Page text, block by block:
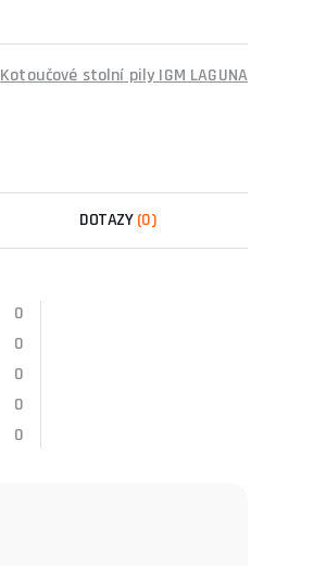
Kotoučové stolní pily IGM LAGUNA
DOTAZY (0)
0
0
0
0
0